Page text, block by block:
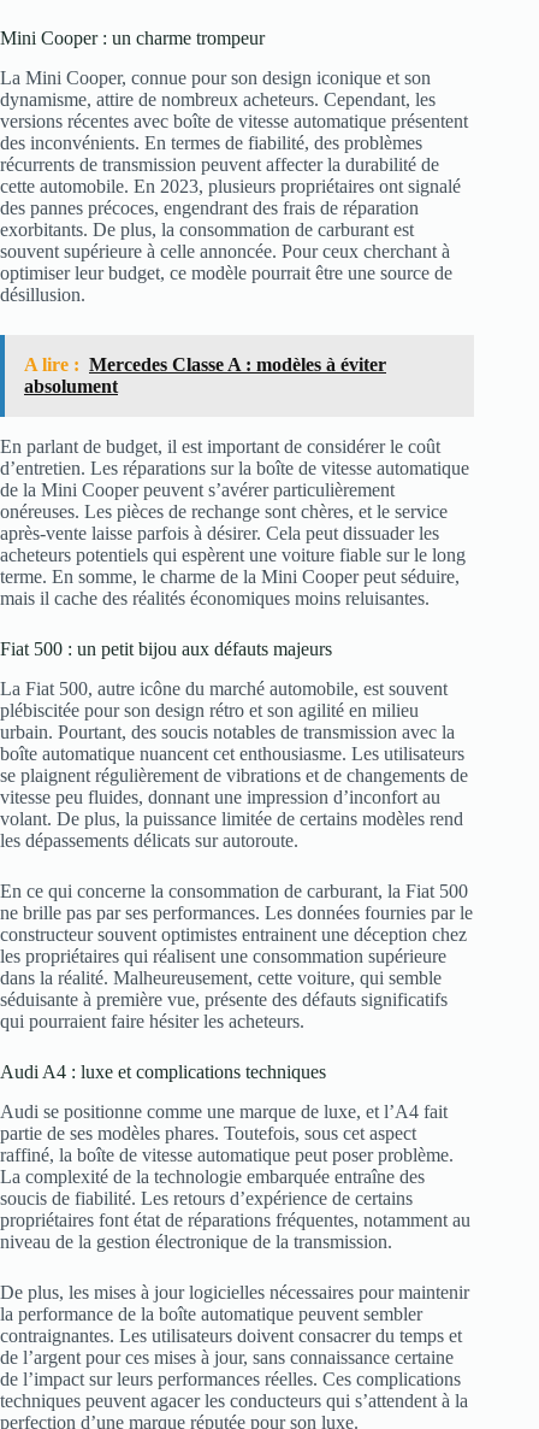
Mini Cooper : un charme trompeur
La Mini Cooper, connue pour son design iconique et son
dynamisme, attire de nombreux acheteurs. Cependant, les
versions récentes avec boîte de vitesse automatique présentent
des inconvénients. En termes de fiabilité, des problèmes
récurrents de transmission peuvent affecter la durabilité de
cette automobile. En 2023, plusieurs propriétaires ont signalé
des pannes précoces, engendrant des frais de réparation
exorbitants. De plus, la consommation de carburant est
souvent supérieure à celle annoncée. Pour ceux cherchant à
optimiser leur budget, ce modèle pourrait être une source de
désillusion.
A lire : Mercedes Classe A : modèles à éviter
absolument
En parlant de budget, il est important de considérer le coût
d’entretien. Les réparations sur la boîte de vitesse automatique
de la Mini Cooper peuvent s’avérer particulièrement
onéreuses. Les pièces de rechange sont chères, et le service
après-vente laisse parfois à désirer. Cela peut dissuader les
acheteurs potentiels qui espèrent une voiture fiable sur le long
terme. En somme, le charme de la Mini Cooper peut séduire,
mais il cache des réalités économiques moins reluisantes.
Fiat 500 : un petit bijou aux défauts majeurs
La Fiat 500, autre icône du marché automobile, est souvent
plébiscitée pour son design rétro et son agilité en milieu
urbain. Pourtant, des soucis notables de transmission avec la
boîte automatique nuancent cet enthousiasme. Les utilisateurs
se plaignent régulièrement de vibrations et de changements de
vitesse peu fluides, donnant une impression d’inconfort au
volant. De plus, la puissance limitée de certains modèles rend
les dépassements délicats sur autoroute.
En ce qui concerne la consommation de carburant, la Fiat 500
ne brille pas par ses performances. Les données fournies par le
constructeur souvent optimistes entrainent une déception chez
les propriétaires qui réalisent une consommation supérieure
dans la réalité. Malheureusement, cette voiture, qui semble
séduisante à première vue, présente des défauts significatifs
qui pourraient faire hésiter les acheteurs.
Audi A4 : luxe et complications techniques
Audi se positionne comme une marque de luxe, et l’A4 fait
partie de ses modèles phares. Toutefois, sous cet aspect
raffiné, la boîte de vitesse automatique peut poser problème.
La complexité de la technologie embarquée entraîne des
soucis de fiabilité. Les retours d’expérience de certains
propriétaires font état de réparations fréquentes, notamment au
niveau de la gestion électronique de la transmission.
De plus, les mises à jour logicielles nécessaires pour maintenir
la performance de la boîte automatique peuvent sembler
contraignantes. Les utilisateurs doivent consacrer du temps et
de l’argent pour ces mises à jour, sans connaissance certaine
de l’impact sur leurs performances réelles. Ces complications
techniques peuvent agacer les conducteurs qui s’attendent à la
perfection d’une marque réputée pour son luxe.